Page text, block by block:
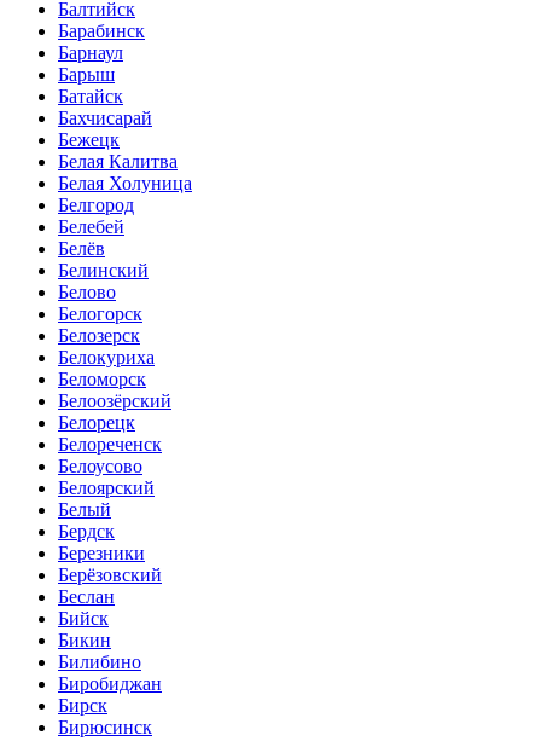
Балтийск
Барабинск
Барнаул
Барыш
Батайск
Бахчисарай
Бежецк
Белая Калитва
Белая Холуница
Белгород
Белебей
Белёв
Белинский
Белово
Белогорск
Белозерск
Белокуриха
Беломорск
Белоозёрский
Белорецк
Белореченск
Белоусово
Белоярский
Белый
Бердск
Березники
Берёзовский
Беслан
Бийск
Бикин
Билибино
Биробиджан
Бирск
Бирюсинск